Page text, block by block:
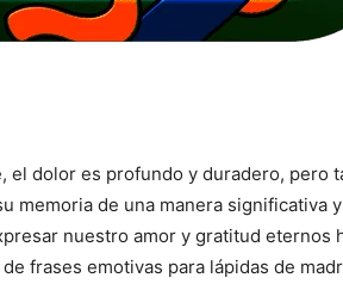
el dolor es profundo y duradero, pero
memoria de una manera significativa
nuestro amor y gratitud eternos
frases emotivas para lápidas de